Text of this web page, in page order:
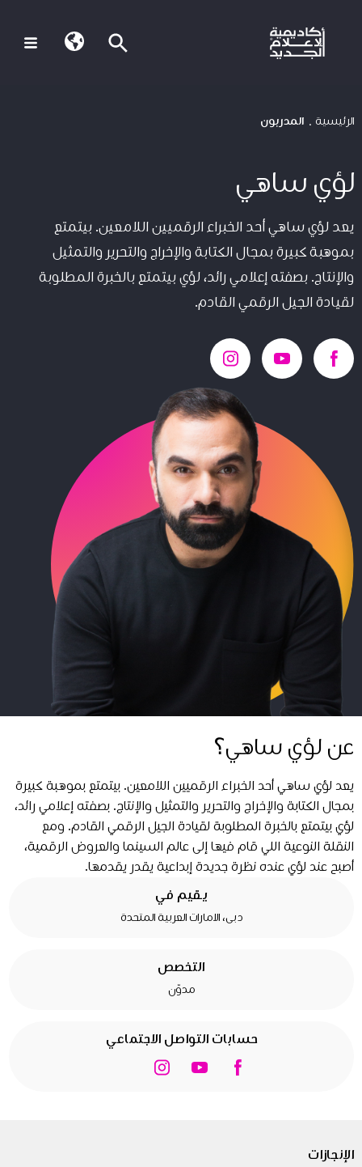
الرئيسية المدربون
لؤي ساهي
يعد لؤي ساهي أحد الخبراء الرقميين اللامعين. بيتمتع
بموهبة كبيرة بمجال الكتابة والإخراج والتحرير والتمثيل
والإنتاج. بصفته إعلامي رائد، لؤي بيتمتع بالخبرة المطلوبة
لقيادة الجيل الرقمي القادم.
عن لؤي ساهي؟
يعد لؤي ساهي أحد الخبراء الرقميين اللامعين. بيتمتع بموهبة كبيرة
بمجال الكتابة والإخراج والتحرير والتمثيل والإنتاج. بصفته إعلامي رائد،
لؤي بيتمتع بالخبرة المطلوبة لقيادة الجيل الرقمي القادم. ومع
النقلة النوعية اللي قام فيها إلى عالم السينما والعروض الرقمية،
أصبح عند لؤي عنده نظرة جديدة إبداعية يقدر يقدمها.
يقيم في
دبى، الامارات العربية المتحدة
التخصص
مدوّن
حسابات التواصل الاجتماعي
الإنجازات